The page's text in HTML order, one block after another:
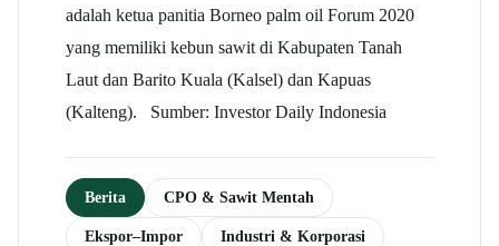
adalah ketua panitia Borneo palm oil Forum 2020
yang memiliki kebun sawit di Kabupaten Tanah
Laut dan Barito Kuala (Kalsel) dan Kapuas
(Kalteng). Sumber: Investor Daily Indonesia
Berita CPO & Sawit Mentah
Ekspor–Impor Industri & Korporasi